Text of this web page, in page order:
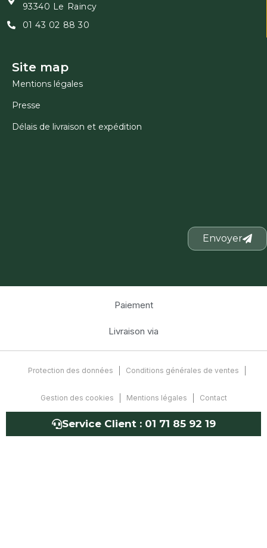
93340 Le Raincy
01 43 02 88 30
Site map
Mentions légales
Presse
Délais de livraison et expédition
Envoyer
Paiement
Livraison via
Protection des données Conditions générales de ventes
Gestion des cookies Mentions légales Contact
Service Client : 01 71 85 92 19